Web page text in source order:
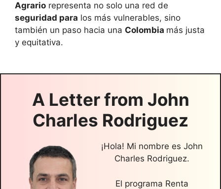
Agrario representa no solo una red de
seguridad para los más vulnerables, sino
también un paso hacia una Colombia más justa
y equitativa.
A Letter from John
Charles Rodriguez
¡Hola! Mi nombre es John
Charles Rodriguez.
El programa Renta